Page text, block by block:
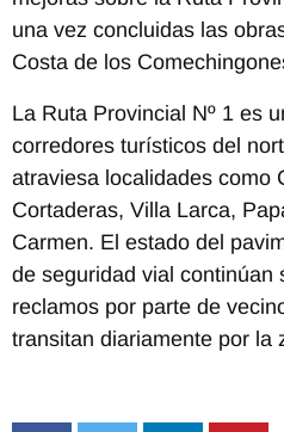
una vez concluidas las
Costa de los
La Ruta Provincial Nº 1 es
corredores turísticos del
atraviesa localidades como
Cortaderas, Villa Larca,
Carmen. El estado del
de seguridad vial continúan
reclamos por parte de
transitan diariamente por la